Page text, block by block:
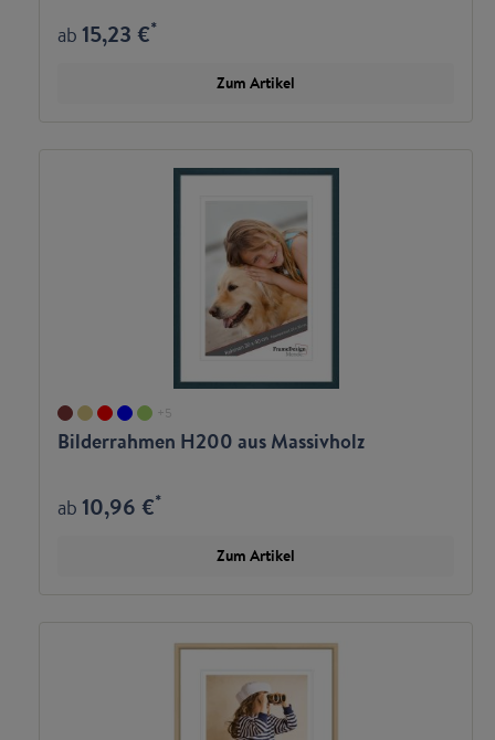
ab15,23 €*
Zum Artikel
+5
Bilderrahmen H200 aus Massivholz
ab10,96 €*
Zum Artikel